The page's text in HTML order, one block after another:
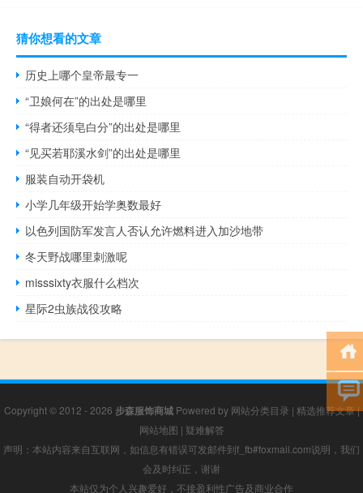
猜你想看的文章
历史上哪个皇帝最专一
“卫娘何在”的出处是哪里
“得者还须皂白分”的出处是哪里
“见买若耶溪水剑”的出处是哪里
服装自动开袋机
小学几年级开始学奥数最好
以色列国防军发言人否认允许燃料进入加沙地带
冬天野战哪里刺激呢
misssixty衣服什么档次
星际2虫族战役攻略
Copyright © 2012 - 2026 步森服饰商城Powered by 网站分类目录 | 精选推荐文章|
网站地图 | 疑难解答
声明：本站内容来自互联网，如信息有错误可发邮件到f_fb#foxmail.com说明，我们
会及时纠正，谢谢
本站仅为个人兴趣爱好，不接盈利性广告及商业合作